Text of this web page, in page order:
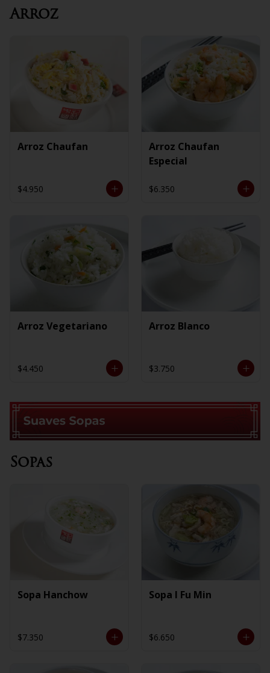
Arroz
Arroz Chaufan
$4.950
Arroz Chaufan
Especial
$6.350
Arroz Vegetariano
$4.450
Arroz Blanco
$3.750
Sopas
Sopa Hanchow
$7.350
Sopa I Fu Min
$6.650